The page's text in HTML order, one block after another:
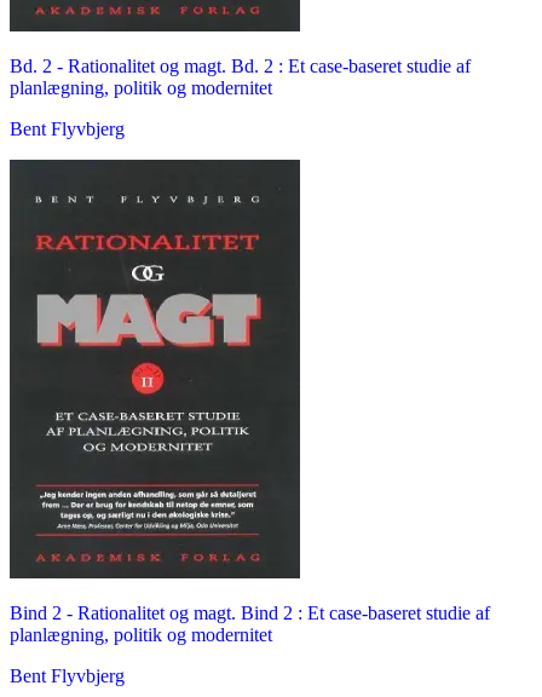
Bd. 2 - Rationalitet og magt. Bd. 2 : Et case-baseret studie af
planlægning, politik og modernitet
Bent Flyvbjerg
Bind 2 - Rationalitet og magt. Bind 2 : Et case-baseret studie af
planlægning, politik og modernitet
Bent Flyvbjerg